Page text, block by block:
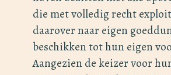
die met volledig recht
daarover naar eigen
beschikken tot hun eigen
Aangezien de keizer voor